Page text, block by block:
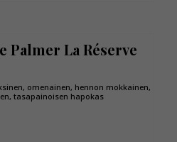
Palmer La Réserve
omenainen, hennon mokkainen,
tasapainoisen hapokas